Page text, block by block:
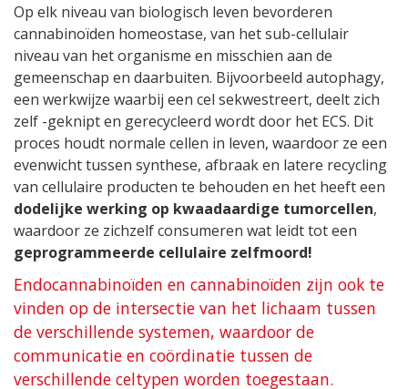
Op elk niveau van biologisch leven bevorderen
cannabinoïden homeostase, van het sub-cellulair
niveau van het organisme en misschien aan de
gemeenschap en daarbuiten. Bijvoorbeeld autophagy,
een werkwijze waarbij een cel sekwestreert, deelt zich
zelf -geknipt en gerecycleerd wordt door het ECS. Dit
proces houdt normale cellen in leven, waardoor ze een
evenwicht tussen synthese, afbraak en latere recycling
van cellulaire producten te behouden en het heeft een
dodelijke werking op kwaadaardige tumorcellen,
waardoor ze zichzelf consumeren wat leidt tot een
geprogrammeerde cellulaire zelfmoord!
Endocannabinoïden en cannabinoïden zijn ook te
vinden op de intersectie van het lichaam tussen
de verschillende systemen, waardoor de
communicatie en coördinatie tussen de
verschillende celtypen worden toegestaan.